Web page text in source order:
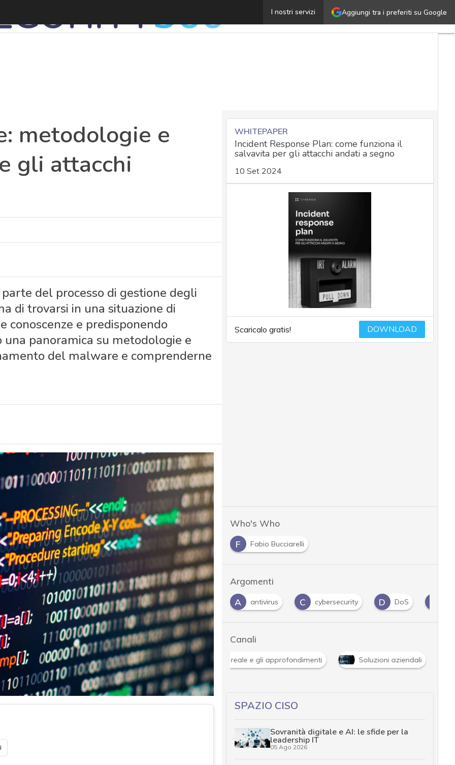
Aggiungi tra i preferiti su Google
I nostri servizi
Analisi del malware: metodologie e strumenti per
metodologie e
gli attacchi
del processo di gestione degli
di trovarsi in una situazione di
conoscenze e predisponendo
panoramica su metodologie e
del malware e comprenderne
WHITEPAPER
Incident Response Plan: come funziona il
salvavita per gli attacchi andati a segno
10 Set 2024
Scaricalo gratis! DOWNLOAD
Who's Who
F
Fabio Bucciarelli
Argomenti
A
antimalware A antivirus C cybersecurity D DoS
Canali
Attacchi hacker e Malware: le ultime news in tempo reale e gli approfondimenti Soluzioni aziendali
SPAZIO CISO
Sovranità digitale e AI: le sfide per la
leadership IT
05 Ago 2026